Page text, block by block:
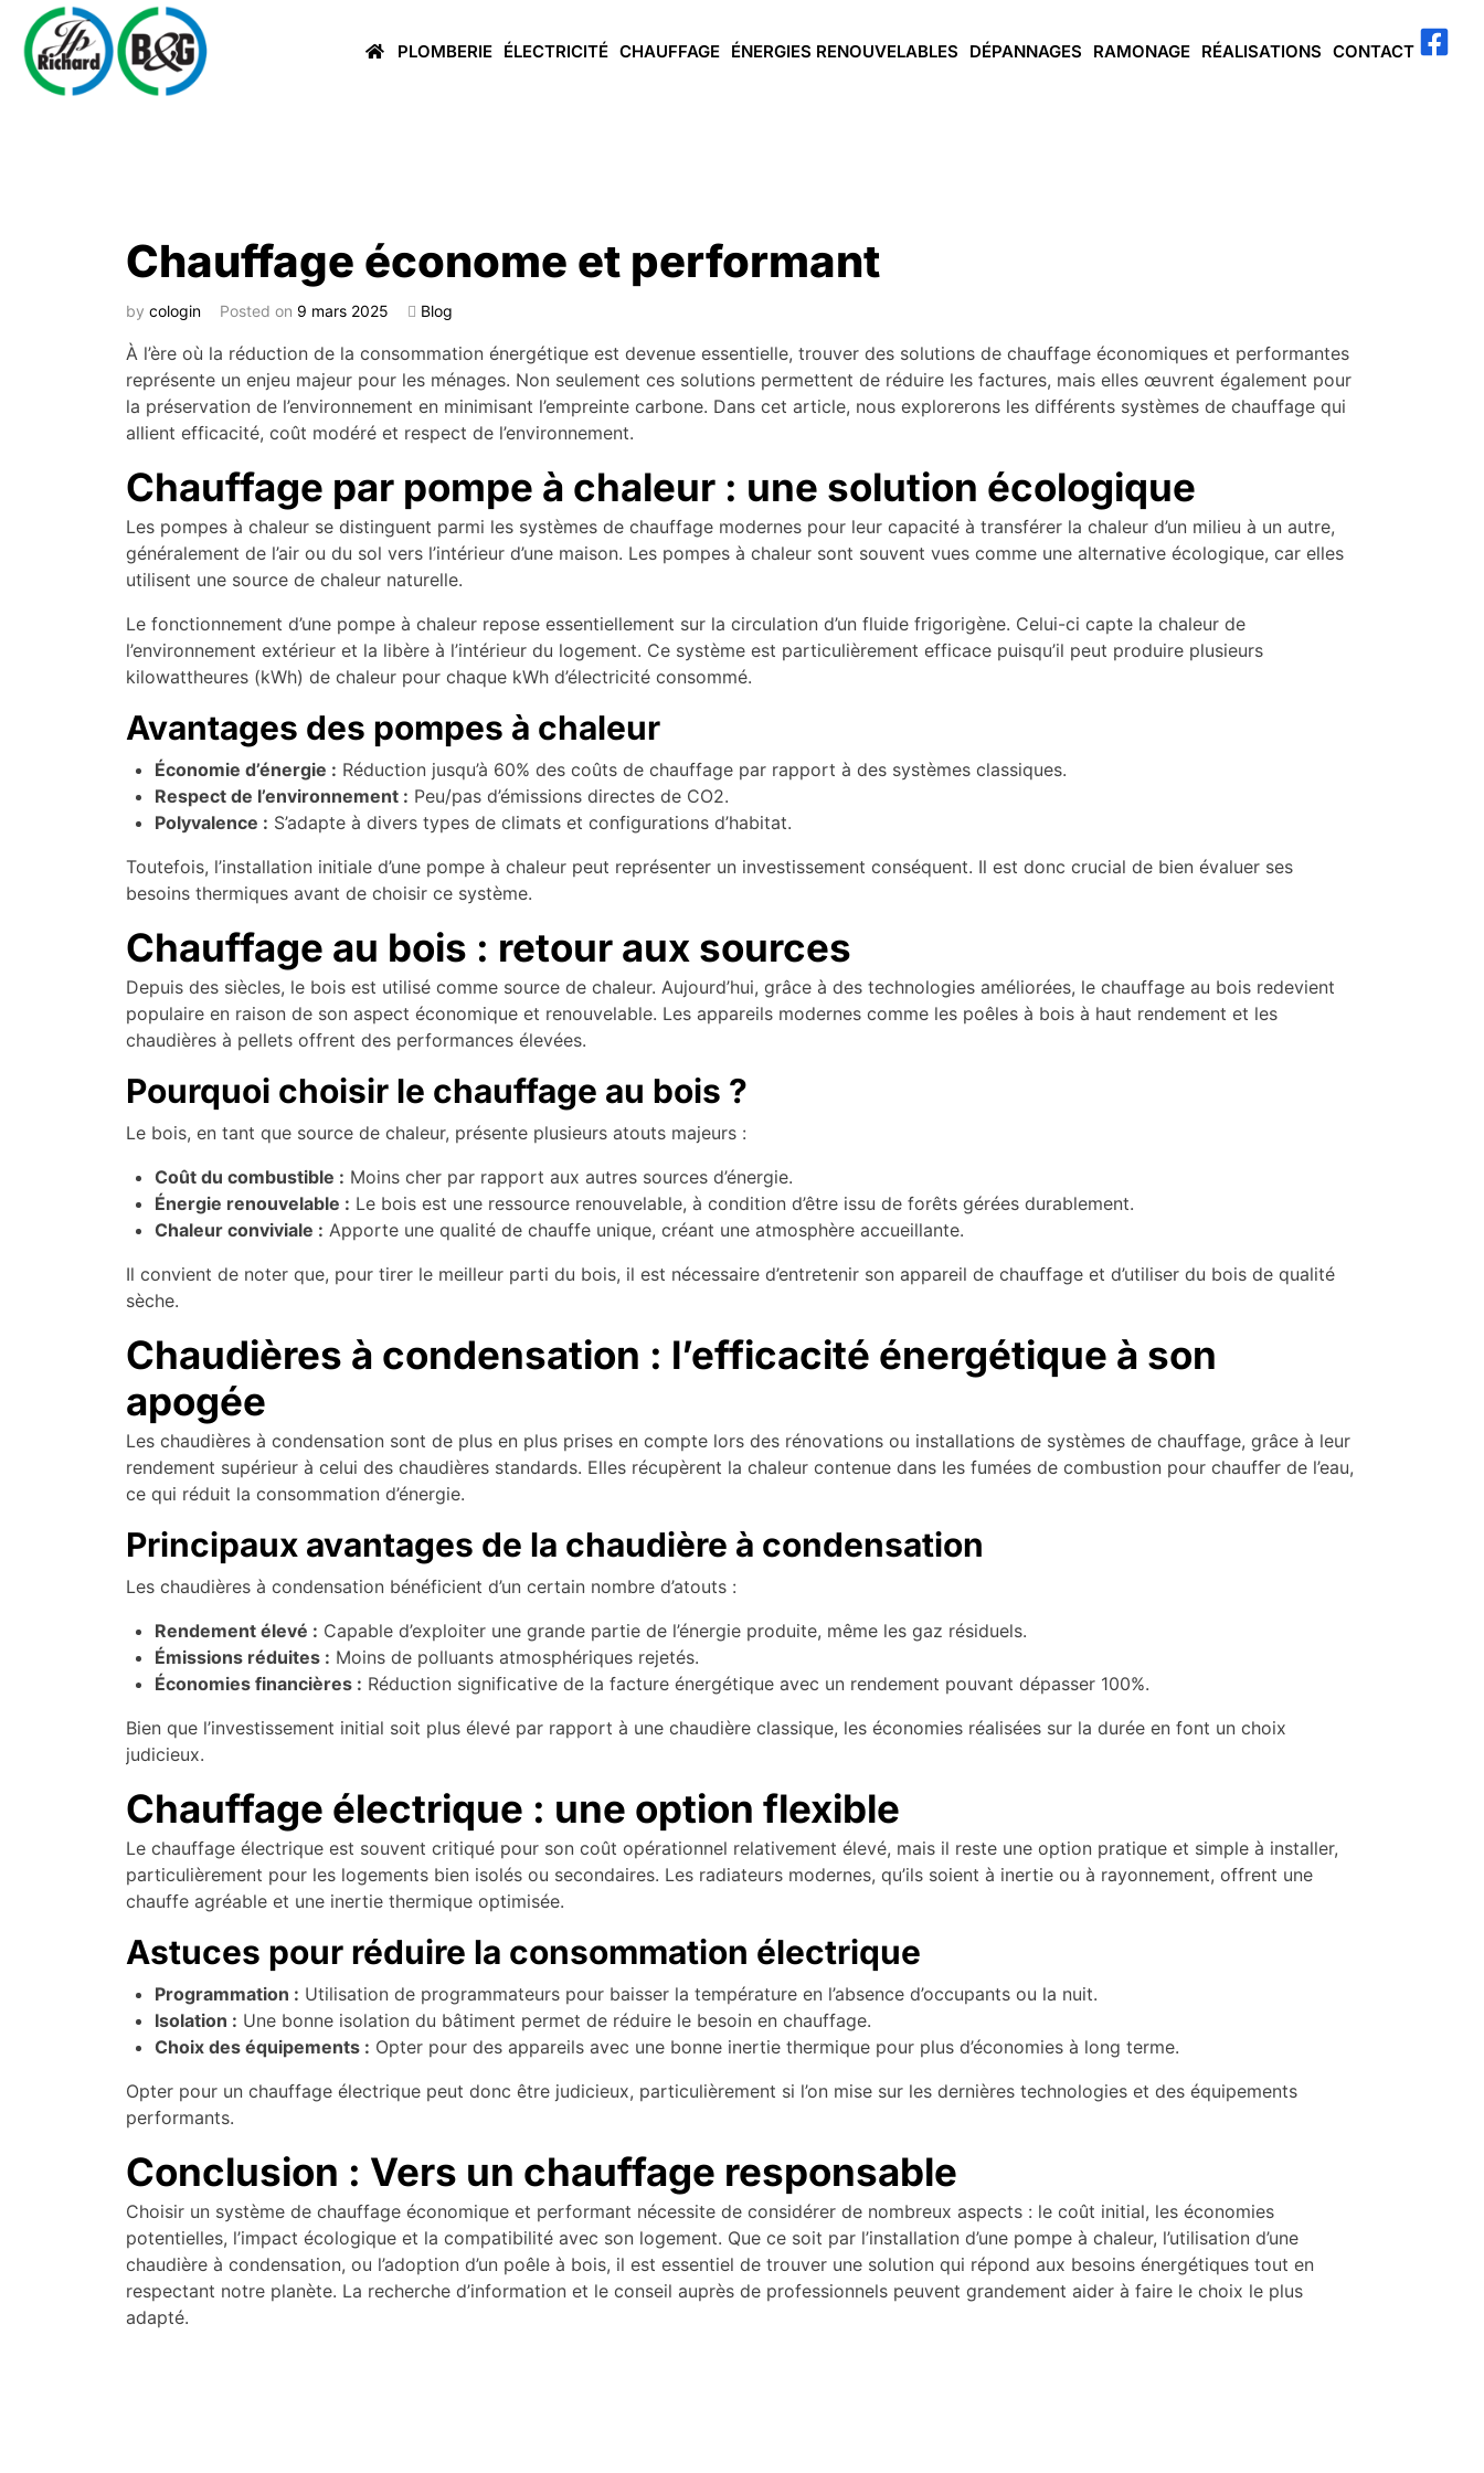
PLOMBERIE ÉLECTRICITÉ CHAUFFAGE ÉNERGIES RENOUVELABLES DÉPANNAGES RAMONAGE RÉALISATIONS CONTACT
Chauffage économe et performant
by cologin Posted on 9 mars 2025 Blog
À l’ère où la réduction de la consommation énergétique est devenue essentielle, trouver des solutions de chauffage économiques et performantes
représente un enjeu majeur pour les ménages. Non seulement ces solutions permettent de réduire les factures, mais elles œuvrent également pour
la préservation de l’environnement en minimisant l’empreinte carbone. Dans cet article, nous explorerons les différents systèmes de chauffage qui
allient efficacité, coût modéré et respect de l’environnement.
Chauffage par pompe à chaleur : une solution écologique
Les pompes à chaleur se distinguent parmi les systèmes de chauffage modernes pour leur capacité à transférer la chaleur d’un milieu à un autre,
généralement de l’air ou du sol vers l’intérieur d’une maison. Les pompes à chaleur sont souvent vues comme une alternative écologique, car elles
utilisent une source de chaleur naturelle.
Le fonctionnement d’une pompe à chaleur repose essentiellement sur la circulation d’un fluide frigorigène. Celui-ci capte la chaleur de
l’environnement extérieur et la libère à l’intérieur du logement. Ce système est particulièrement efficace puisqu’il peut produire plusieurs
kilowattheures (kWh) de chaleur pour chaque kWh d’électricité consommé.
Avantages des pompes à chaleur
Économie d’énergie : Réduction jusqu’à 60% des coûts de chauffage par rapport à des systèmes classiques.
Respect de l’environnement : Peu/pas d’émissions directes de CO2.
Polyvalence : S’adapte à divers types de climats et configurations d’habitat.
Toutefois, l’installation initiale d’une pompe à chaleur peut représenter un investissement conséquent. Il est donc crucial de bien évaluer ses
besoins thermiques avant de choisir ce système.
Chauffage au bois : retour aux sources
Depuis des siècles, le bois est utilisé comme source de chaleur. Aujourd’hui, grâce à des technologies améliorées, le chauffage au bois redevient
populaire en raison de son aspect économique et renouvelable. Les appareils modernes comme les poêles à bois à haut rendement et les
chaudières à pellets offrent des performances élevées.
Pourquoi choisir le chauffage au bois ?
Le bois, en tant que source de chaleur, présente plusieurs atouts majeurs :
Coût du combustible : Moins cher par rapport aux autres sources d’énergie.
Énergie renouvelable : Le bois est une ressource renouvelable, à condition d’être issu de forêts gérées durablement.
Chaleur conviviale : Apporte une qualité de chauffe unique, créant une atmosphère accueillante.
Il convient de noter que, pour tirer le meilleur parti du bois, il est nécessaire d’entretenir son appareil de chauffage et d’utiliser du bois de qualité
sèche.
Chaudières à condensation : l’efficacité énergétique à son
apogée
Les chaudières à condensation sont de plus en plus prises en compte lors des rénovations ou installations de systèmes de chauffage, grâce à leur
rendement supérieur à celui des chaudières standards. Elles récupèrent la chaleur contenue dans les fumées de combustion pour chauffer de l’eau,
ce qui réduit la consommation d’énergie.
Principaux avantages de la chaudière à condensation
Les chaudières à condensation bénéficient d’un certain nombre d’atouts :
Rendement élevé : Capable d’exploiter une grande partie de l’énergie produite, même les gaz résiduels.
Émissions réduites : Moins de polluants atmosphériques rejetés.
Économies financières : Réduction significative de la facture énergétique avec un rendement pouvant dépasser 100%.
Bien que l’investissement initial soit plus élevé par rapport à une chaudière classique, les économies réalisées sur la durée en font un choix
judicieux.
Chauffage électrique : une option flexible
Le chauffage électrique est souvent critiqué pour son coût opérationnel relativement élevé, mais il reste une option pratique et simple à installer,
particulièrement pour les logements bien isolés ou secondaires. Les radiateurs modernes, qu’ils soient à inertie ou à rayonnement, offrent une
chauffe agréable et une inertie thermique optimisée.
Astuces pour réduire la consommation électrique
Programmation : Utilisation de programmateurs pour baisser la température en l’absence d’occupants ou la nuit.
Isolation : Une bonne isolation du bâtiment permet de réduire le besoin en chauffage.
Choix des équipements : Opter pour des appareils avec une bonne inertie thermique pour plus d’économies à long terme.
Opter pour un chauffage électrique peut donc être judicieux, particulièrement si l’on mise sur les dernières technologies et des équipements
performants.
Conclusion : Vers un chauffage responsable
Choisir un système de chauffage économique et performant nécessite de considérer de nombreux aspects : le coût initial, les économies
potentielles, l’impact écologique et la compatibilité avec son logement. Que ce soit par l’installation d’une pompe à chaleur, l’utilisation d’une
chaudière à condensation, ou l’adoption d’un poêle à bois, il est essentiel de trouver une solution qui répond aux besoins énergétiques tout en
respectant notre planète. La recherche d’information et le conseil auprès de professionnels peuvent grandement aider à faire le choix le plus
adapté.